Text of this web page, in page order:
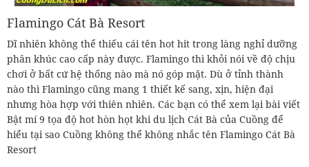
Flamingo Cát Bà Resort
Dĩ nhiên không thể thiếu cái tên hot hit trong làng nghỉ dưỡng
phân khúc cao cấp này được. Flamingo thì khỏi nói về độ chịu
chơi ở bất cứ hệ thống nào mà nó góp mặt. Dù ở tỉnh thành
nào thì Flamingo cũng mang 1 thiết kế sang, xịn, hiện đại
nhưng hòa hợp với thiên nhiên. Các bạn có thể xem lại bài viết
Bật mí 9 tọa độ hot hòn họt khi du lịch Cát Bà của Cuồng để
hiểu tại sao Cuồng không thể không nhắc tên Flamingo Cát Bà
Resort